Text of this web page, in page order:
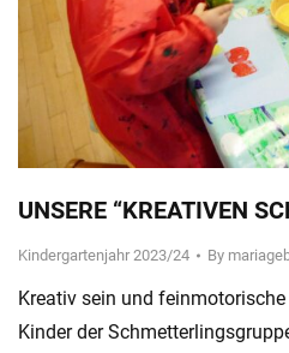
UNSERE “KREATIVEN
Kindergartenjahr 2023/24 By
Kreativ sein und
Kinder der